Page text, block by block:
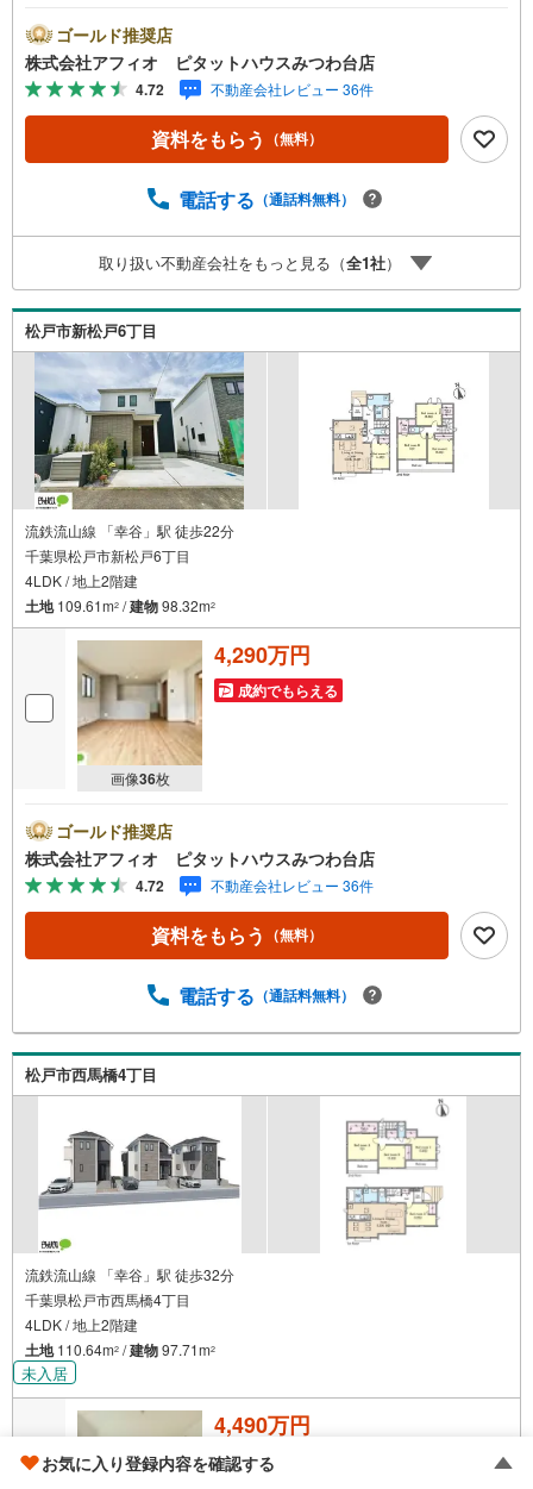
ゴールド推奨店
株式会社アフィオ ピタットハウスみつわ台店
4.72 不動産会社レビュー 36件
資料をもらう （無料）
電話する （通話料無料）
取り扱い不動産会社をもっと見る（全1社）
松戸市新松戸6丁目
流鉄流山線 「幸谷」駅 徒歩22分
千葉県松戸市新松戸6丁目
4LDK / 地上2階建
土地109.61m2 /建物98.32m2
画像36枚
4,290万円
成約でもらえる
ゴールド推奨店
株式会社アフィオ ピタットハウスみつわ台店
4.72 不動産会社レビュー 36件
資料をもらう （無料）
電話する （通話料無料）
松戸市西馬橋4丁目
流鉄流山線 「幸谷」駅 徒歩32分
千葉県松戸市西馬橋4丁目
4LDK / 地上2階建
土地110.64m2 /建物97.71m2
未入居
4,490万円
成約でもらえる
お気に入り登録内容を確認する